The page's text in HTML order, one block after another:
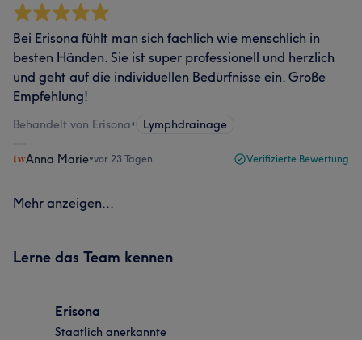
Bei Erisona fühlt man sich fachlich wie menschlich in
besten Händen. Sie ist super professionell und herzlich
und geht auf die individuellen Bedürfnisse ein. Große
Empfehlung!
Behandelt von Erisona• Lymphdrainage
Anna Marie•vor 23 Tagen Verifizierte Bewertung
Mehr anzeigen...
Lerne das Team kennen
Erisona
Staatlich anerkannte